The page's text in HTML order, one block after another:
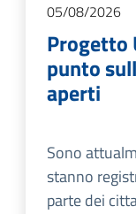
05/08/2026
Progetto
punto
aperti
Sono
stanno
parte dei